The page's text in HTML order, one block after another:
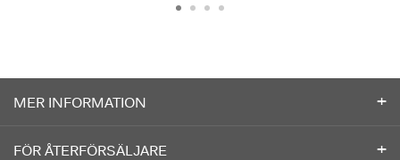
MER INFORMATION
FÖR ÅTERFÖRSÄLJARE